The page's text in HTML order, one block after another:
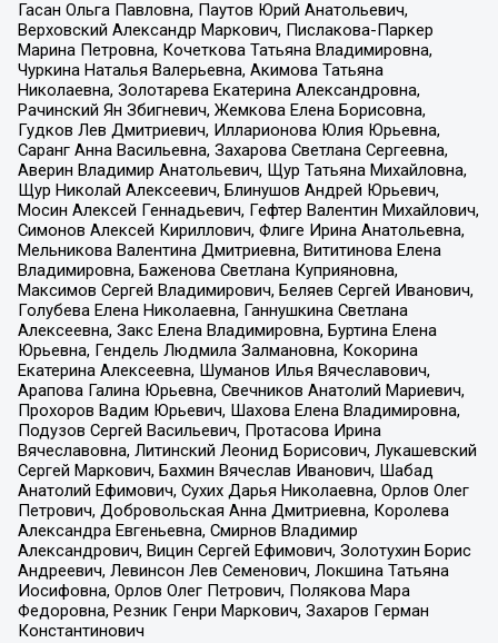
Гасан Ольга Павловна, Паутов Юрий Анатольевич,
Верховский Александр Маркович, Пислакова-Паркер
Марина Петровна, Кочеткова Татьяна Владимировна,
Чуркина Наталья Валерьевна, Акимова Татьяна
Николаевна, Золотарева Екатерина Александровна,
Рачинский Ян Збигневич, Жемкова Елена Борисовна,
Гудков Лев Дмитриевич, Илларионова Юлия Юрьевна,
Саранг Анна Васильевна, Захарова Светлана Сергеевна,
Аверин Владимир Анатольевич, Щур Татьяна Михайловна,
Щур Николай Алексеевич, Блинушов Андрей Юрьевич,
Мосин Алексей Геннадьевич, Гефтер Валентин Михайлович,
Симонов Алексей Кириллович, Флиге Ирина Анатольевна,
Мельникова Валентина Дмитриевна, Вититинова Елена
Владимировна, Баженова Светлана Куприяновна,
Максимов Сергей Владимирович, Беляев Сергей Иванович,
Голубева Елена Николаевна, Ганнушкина Светлана
Алексеевна, Закс Елена Владимировна, Буртина Елена
Юрьевна, Гендель Людмила Залмановна, Кокорина
Екатерина Алексеевна, Шуманов Илья Вячеславович,
Арапова Галина Юрьевна, Свечников Анатолий Мариевич,
Прохоров Вадим Юрьевич, Шахова Елена Владимировна,
Подузов Сергей Васильевич, Протасова Ирина
Вячеславовна, Литинский Леонид Борисович, Лукашевский
Сергей Маркович, Бахмин Вячеслав Иванович, Шабад
Анатолий Ефимович, Сухих Дарья Николаевна, Орлов Олег
Петрович, Добровольская Анна Дмитриевна, Королева
Александра Евгеньевна, Смирнов Владимир
Александрович, Вицин Сергей Ефимович, Золотухин Борис
Андреевич, Левинсон Лев Семенович, Локшина Татьяна
Иосифовна, Орлов Олег Петрович, Полякова Мара
Федоровна, Резник Генри Маркович, Захаров Герман
Константинович